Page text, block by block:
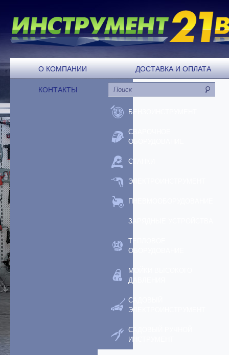
О КОМПАНИИ ДОСТАВКА И ОПЛАТА
КОНТАКТЫ
БЕНЗОИНСТРУМЕНТ
СВАРОЧНОЕ
ОБОРУДОВАНИЕ
СТАНКИ
ЭЛЕКТРОИНСТРУМЕНТ
ПНЕВМООБОРУДОВАНИЕ
ЗАРЯДНЫЕ УСТРОЙСТВА
ТЕПЛОВОЕ
ОБОРУДОВАНИЕ
МОЙКИ ВЫСОКОГО
ДАВЛЕНИЯ
САДОВЫЙ
ЭЛЕКТРОИНСТРУМЕНТ
САДОВЫЙ РУЧНОЙ
ИНСТРУМЕНТ